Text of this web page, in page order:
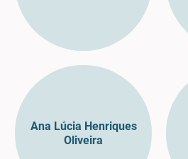
Ana Lúcia Henriques
Oliveira